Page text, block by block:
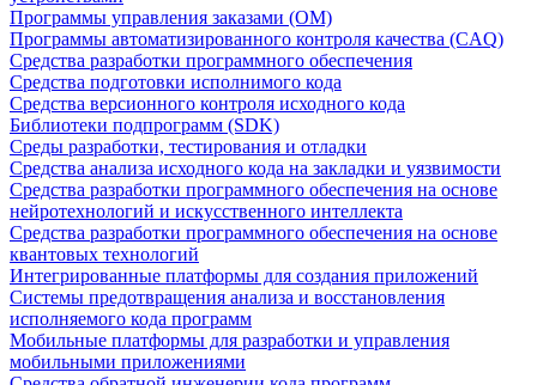
Программы управления заказами (OM)
Программы автоматизированного контроля качества (CAQ)
Средства разработки программного обеспечения
Средства подготовки исполнимого кода
Средства версионного контроля исходного кода
Библиотеки подпрограмм (SDK)
Среды разработки, тестирования и отладки
Средства анализа исходного кода на закладки и уязвимости
Средства разработки программного обеспечения на основе
нейротехнологий и искусственного интеллекта
Средства разработки программного обеспечения на основе
квантовых технологий
Интегрированные платформы для создания приложений
Системы предотвращения анализа и восстановления
исполняемого кода программ
Мобильные платформы для разработки и управления
мобильными приложениями